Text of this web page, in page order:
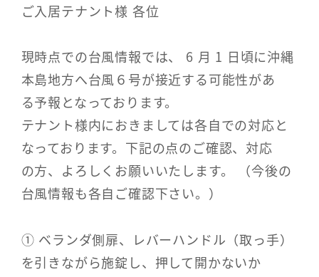
ご入居テナント様 各位
現時点での台風情報では、 6 月 1 日頃に沖縄
本島地方へ台風６号が接近する可能性があ
る予報となっております。
テナント様内におきましては各自での対応と
なっております。下記の点のご確認、対応
の方、よろしくお願いいたします。 （今後の
台風情報も各自ご確認下さい。）
① ベランダ側扉、レバーハンドル（取っ手）
を引きながら施錠し、押して開かないか